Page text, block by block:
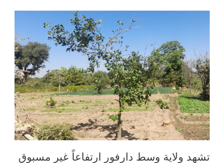
تشهد ولاية وسط دارفور ارتفاعاً غير مسبوق